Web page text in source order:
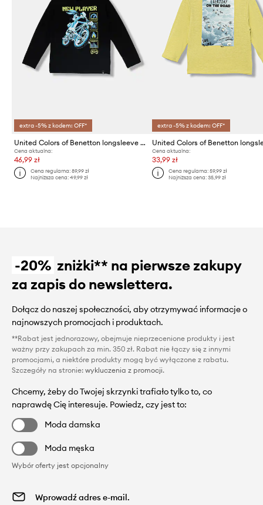
extra -5% z kodem: OFF*
United Colors of Benetton longsleeve bawełniany dziecięcy
Cena aktualna:
46,99 zł
Cena regularna:89,99 zł
Najniższa cena:49,99 zł
extra -5% z kodem: OFF*
Cena aktualna:
33,99 zł
Cena regularna: 59,99 zł
Najniższa cena: 35,99 zł
-20% zniżki** na pierwsze zakupy
za zapis do newslettera.
Dołącz do naszej społeczności, aby otrzymywać informacje o
najnowszych promocjach i produktach.
**Rabat jest jednorazowy, obejmuje nieprzecenione produkty i jest
ważny przy zakupach za min. 350 zł. Rabat nie łączy się z innymi
promocjami, a niektóre produkty mogą być wyłączone z rabatu.
Szczegóły na stronie: wykluczenia z promocji.
Chcemy, żeby do Twojej skrzynki trafiało tylko to, co
naprawdę Cię interesuje. Powiedz, czy jest to:
Moda damska
Moda męska
Wybór oferty jest opcjonalny